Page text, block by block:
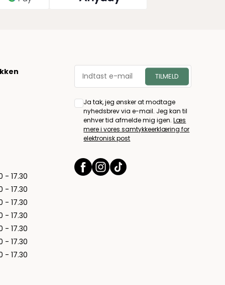
- 17.30
- 17.30
- 17.30
- 17.30
- 17.30
- 17.30
- 17.30
Ja tak, jeg ønsker at modtage
nyhedsbrev via e-mail. Jeg kan til
enhver tid afmelde mig igen.Læs
mere i vores samtykkeerklæring for
elektronisk post